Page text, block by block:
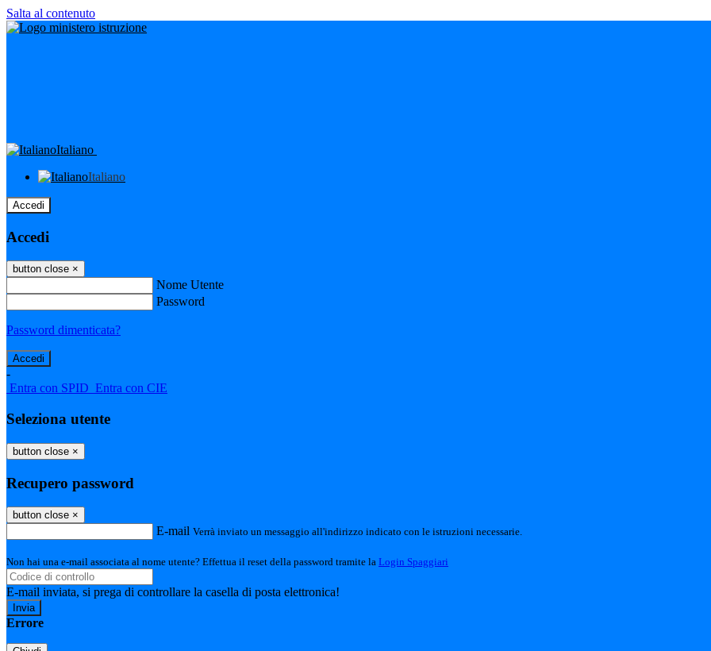
Salta al contenuto
Italiano
Italiano
Accedi
Accedi
button close ×
Nome Utente
Password
Password dimenticata?
-
Entra con SPID Entra con CIE
Seleziona utente
button close ×
Recupero password
button close ×
E-mail Verrà inviato un messaggio all'indirizzo indicato con le istruzioni necessarie.
Non hai una e-mail associata al nome utente? Effettua il reset della password tramite la Login Spaggiari
E-mail inviata, si prega di controllare la casella di posta elettronica!
Errore